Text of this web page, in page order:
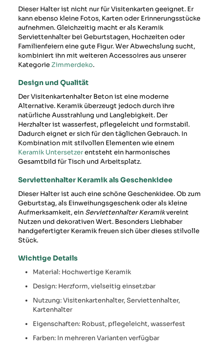
Dieser Halter ist nicht nur für Visitenkarten geeignet. Er
kann ebenso kleine Fotos, Karten oder Erinnerungsstücke
aufnehmen. Gleichzeitig macht er als Keramik
Serviettenhalter bei Geburtstagen, Hochzeiten oder
Familienfeiern eine gute Figur. Wer Abwechslung sucht,
kombiniert ihn mit weiteren Accessoires aus unserer
KategorieZimmerdeko.
Design und Qualität
Der Visitenkartenhalter Beton ist eine moderne
Alternative. Keramik überzeugt jedoch durch ihre
natürliche Ausstrahlung und Langlebigkeit. Der
Herzhalter ist wasserfest, pflegeleicht und formstabil.
Dadurch eignet er sich für den täglichen Gebrauch. In
Kombination mit stilvollen Elementen wie einem
Keramik Untersetzerentsteht ein harmonisches
Gesamtbild für Tisch und Arbeitsplatz.
Serviettenhalter Keramik als Geschenkidee
Dieser Halter ist auch eine schöne Geschenkidee. Ob zum
Geburtstag, als Einweihungsgeschenk oder als kleine
Aufmerksamkeit, ein Serviettenhalter Keramikvereint
Nutzen und dekorativen Wert. Besonders Liebhaber
handgefertigter Keramik freuen sich über dieses stilvolle
Stück.
Wichtige Details
Material: Hochwertige Keramik
Design: Herzform, vielseitig einsetzbar
Nutzung: Visitenkartenhalter, Serviettenhalter,
Kartenhalter
Eigenschaften: Robust, pflegeleicht, wasserfest
Farben: In mehreren Varianten verfügbar